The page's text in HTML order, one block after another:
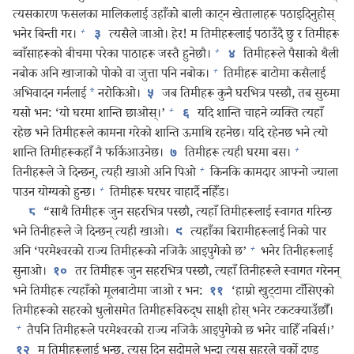
त्यसकारण फसलका मालिकलाई उहाँको बाली काट्‌न खेतालाहरू पठाइदिनुहोस्‌
भनेर बिन्ती गर। + ३ त्यसैले जाओ। हेर! म तिमीहरूलाई पठाउँदै छु र तिमीहरू
ब्वाँसाहरूको बीचमा परेका पाठाहरू जस्तै हुनेछौ। + ४ तिमीहरूले पैसाको थैली
नबोक अनि खाजाको पोको वा जुत्ता पनि नबोक। + तिमीहरू बाटोमा कसैलाई
अभिवादन गर्नलाई *नरोकिओ। ५ जब तिमीहरू कुनै घरभित्र पस्छौ, तब सुरुमा
यसो भन: ‘यो घरमा शान्ति छाओस्‌।’ + ६ यदि शान्ति चाहने व्यक्‍ति त्यहाँ
रहेछ भने तिमीहरूले कामना गरेको शान्ति ऊमाथि रहनेछ। यदि रहेनछ भने त्यो
शान्ति तिमीहरूकहाँ नै फर्किआउनेछ। ७ तिमीहरू त्यही घरमा बस। +
तिनीहरूले जे दिन्छन्‌, त्यही खाओ अनि पिओ + किनकि कामदार आफ्नो ज्याला
पाउन योग्यको हुन्छ। + तिमीहरू घरघर चाहार्दै नहिँड।
८ “साथै तिमीहरू जुन सहरभित्र पस्छौ, त्यहाँ तिमीहरूलाई स्वागत गरिन्छ
भने तिनीहरूले जे दिन्छन्‌ त्यही खाओ। ९ त्यहाँका बिरामीहरूलाई निको पार
अनि ‘परमेश्‍वरको राज्य तिमीहरूको नजिकै आइपुगेको छ’ + भनेर तिनीहरूलाई
सुनाओ। १० तर तिमीहरू जुन सहरभित्र पस्छौ, त्यहाँ तिनीहरूले स्वागत गरेनन्‌
भने तिमीहरू त्यहाँको मूलबाटोमा जाओ र भन: ११ ‘हाम्रो खुट्टामा टाँसिएको
तिमीहरूको सहरको धुलोसमेत तिमीहरूविरुद्ध साक्षी होस्‌ भनेर टकटक्याउँछौँ।
+ तैपनि तिमीहरूले परमेश्‍वरको राज्य नजिकै आइपुगेको छ भनेर चाहिँ नबिर्स।’